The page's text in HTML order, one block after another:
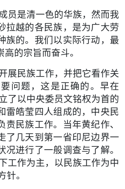
员是清一色的华族，然而我
拉越的各民族，是为广大劳
族的。我们以实际行动，最
的宗旨而奋斗。
展民族工作，并把它看作关
问题，这是正确的。早在
了以中央委员文铭权为首的
雷皓莹四人组成的，中央民
民族工作。当年黄纪作、
了几天到第一省印尼边界一
况进行了一般调查与了解。
工作为主，以民族工作为中
。